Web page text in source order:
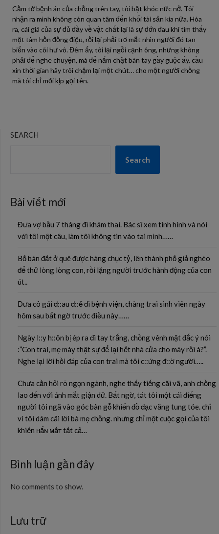
Cầm tờ bệnh án của chồng trên tay, tôi bật khóc nức nở. Tôi
nhận ra mình không còn quan tâm đến khối tài sản kia nữa. Hóa
ra, cái giá của sự đủ đầy về vật chất lại là sự đớn đau khi tìm thấy
một tâm hồn đồng điệu, rồi lại phải trơ mắt nhìn người đó tan
biến vào cõi hư vô. Đêm ấy, tôi lại ngồi cạnh ông, nhưng không
phải để nghe chuyện, mà để nắm chặt bàn tay gầy guộc ấy, cầu
xin thời gian hãy trôi chậm lại một chút… cho một người chồng
mà tôi chỉ mới kịp gọi tên.
SEARCH
Search
Bài viết mới
Đưa vợ bầu 7 tháng đi khám thai. Bác sĩ xem tình hình và nói
với tôi một câu, làm tôi không tin vào tai mình……
Bố bán đất ở quê được hàng chục tỷ, lên thành phố giả nghèo
để thử lòng lòng con, rồi lặng người trước hành động của con
út..
Đưa cô gái đ::au đ::ẻ đi bệnh viện, chàng trai sinh viên ngày
hôm sau bất ngờ trước điều này……
Ngày l::y h::ôn bị ép ra đi tay trắng, chồng vênh mặt đắc ý nói
:”Con trai, mẹ mày thật sự để lại hết nhà cửa cho mày rồi à?”.
Nghe lại lời hồi đáp của con trai mà tôi c::ứng đ::ờ người…..
Chưa cần hỏi rõ ngọn ngành, nghe thấy tiếng cãi vã, anh chồng
lao đến với ánh mắt giận dữ. Bất ngờ, tát tôi một cái điếng
người tôi ngã vào góc bàn gỗ khiến đồ đạc văng tung tóe. chỉ
vì tôi dám cãi lời bà mẹ chồng. nhưng chỉ một cuộc gọi của tôi
khiến ʜắɴ ᴍấᴛ tất cả…
Bình luận gần đây
No comments to show.
Lưu trữ